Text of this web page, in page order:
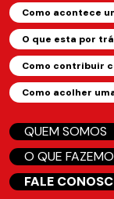
Como acontece
O que esta por
Como contribuir
Como acolher
QUEM SOMOS
O QUE
FALE